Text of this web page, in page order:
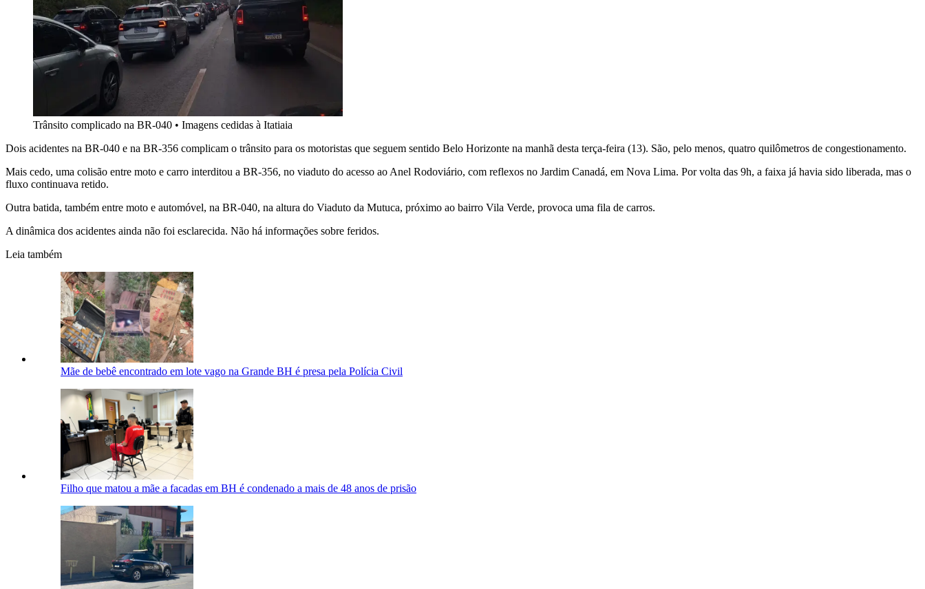
Trânsito complicado na BR-040 • Imagens cedidas à Itatiaia
Dois acidentes na BR-040 e na BR-356 complicam o trânsito para os motoristas que seguem sentido Belo Horizonte na manhã desta terça-feira (13). São, pelo menos, quatro quilômetros de congestionamento.
Mais cedo, uma colisão entre moto e carro interditou a BR-356, no viaduto do acesso ao Anel Rodoviário, com reflexos no Jardim Canadá, em Nova Lima. Por volta das 9h, a faixa já havia sido liberada, mas o
fluxo continuava retido.
Outra batida, também entre moto e automóvel, na BR-040, na altura do Viaduto da Mutuca, próximo ao bairro Vila Verde, provoca uma fila de carros.
A dinâmica dos acidentes ainda não foi esclarecida. Não há informações sobre feridos.
Leia também
Mãe de bebê encontrado em lote vago na Grande BH é presa pela Polícia Civil
Filho que matou a mãe a facadas em BH é condenado a mais de 48 anos de prisão